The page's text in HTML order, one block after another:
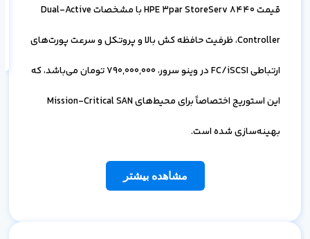
قیمت HPE 3par StoreServ 8440 با مشخصات Dual-Active
Controller، ظرفیت حافظه کش بالا و پروتکل و سرعت پورت‌های
ارتباطی FC/iSCSI در وینو سرور،
790,000,000تومان می‌باشد، که
این استوریج اختصاصاً برای محیط‌های Mission-Critical SAN
بهینه‌سازی شده است.
مشاهده بیشتر